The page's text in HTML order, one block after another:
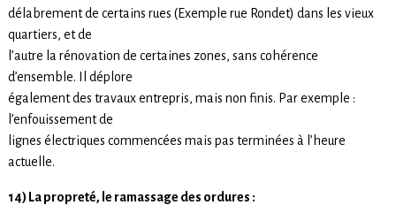
délabrement de certains rues (Exemple rue Rondet) dans les vieux
quartiers, et de
l’autre la rénovation de certaines zones, sans cohérence
d’ensemble. Il déplore
également des travaux entrepris, mais non finis. Par exemple :
l’enfouissement de
lignes électriques commencées mais pas terminées à l’heure
actuelle.
14) La propreté, le ramassage des ordures :